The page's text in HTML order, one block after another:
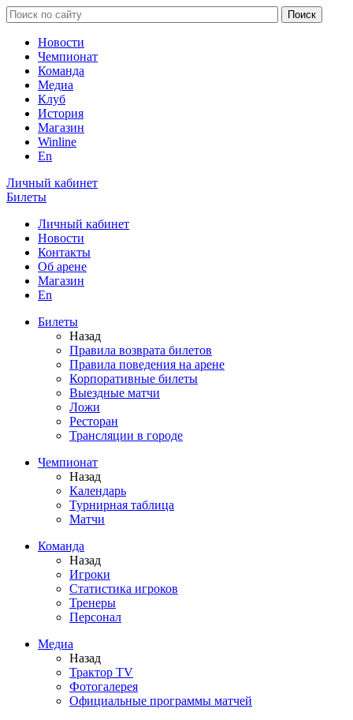
Новости
Чемпионат
Команда
Медиа
Клуб
История
Магазин
Winline
En
Личный кабинет
Билеты
Личный кабинет
Новости
Контакты
Об арене
Магазин
En
Билеты
Назад
Правила возврата билетов
Правила поведения на арене
Корпоративные билеты
Выездные матчи
Ложи
Ресторан
Трансляции в городе
Чемпионат
Назад
Календарь
Турнирная таблица
Матчи
Команда
Назад
Игроки
Статистика игроков
Тренеры
Персонал
Медиа
Назад
Трактор TV
Фотогалерея
Официальные программы матчей